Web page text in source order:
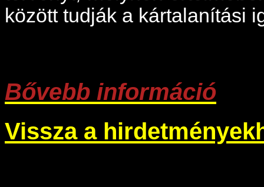
között tudják a kártalanítási
Bővebb információ
Vissza a